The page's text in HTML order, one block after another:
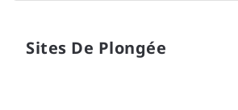
Sites De Plongée